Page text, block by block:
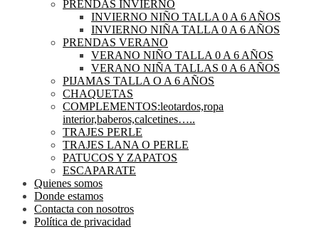
PRENDAS INVIERNO
INVIERNO NIÑO TALLA 0 A 6 AÑOS
INVIERNO NIÑA TALLA 0 A 6 AÑOS
PRENDAS VERANO
VERANO NIÑO TALLA 0 A 6 AÑOS
VERANO NIÑA TALLAS 0 A 6 AÑOS
PIJAMAS TALLA O A 6 AÑOS
CHAQUETAS
COMPLEMENTOS:leotardos,ropa
interior,baberos,calcetines…..
TRAJES PERLE
TRAJES LANA O PERLE
PATUCOS Y ZAPATOS
ESCAPARATE
Quienes somos
Donde estamos
Contacta con nosotros
Política de privacidad